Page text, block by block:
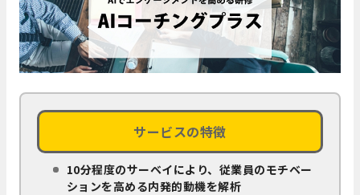
サービスの特徴
10分程度のサーベイにより、従業員のモチベー
ションを高める内発的動機を解析